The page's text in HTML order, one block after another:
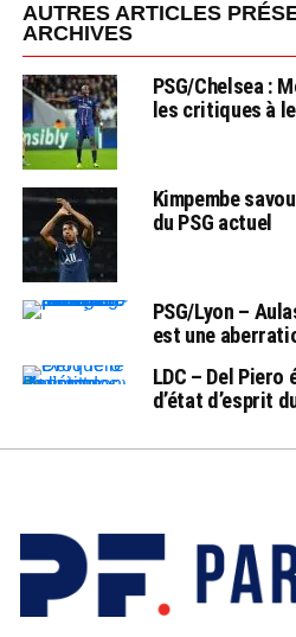
AUTRES ARTICLES
ARCHIVES
PSG/Chelsea :
les critiques à
Kimpembe
du PSG actuel
PSG/Lyon –
est une
LDC – Del Piero
d’état d’esprit